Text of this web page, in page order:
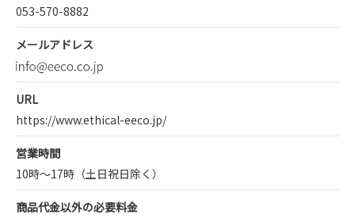
053-570-8882
メールアドレス
URL
https://www.ethical-eeco.jp/
営業時間
10時～17時（土日祝日除く）
商品代金以外の必要料金